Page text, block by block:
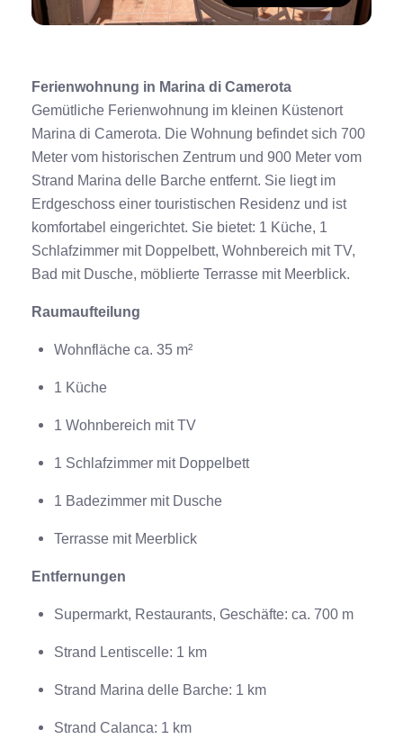
Ferienwohnung in Marina di Camerota
Gemütliche Ferienwohnung im kleinen Küstenort
Marina di Camerota. Die Wohnung befindet sich 700
Meter vom historischen Zentrum und 900 Meter vom
Strand Marina delle Barche entfernt. Sie liegt im
Erdgeschoss einer touristischen Residenz und ist
komfortabel eingerichtet. Sie bietet: 1 Küche, 1
Schlafzimmer mit Doppelbett, Wohnbereich mit TV,
Bad mit Dusche, möblierte Terrasse mit Meerblick.
Raumaufteilung
Wohnfläche ca. 35 m²
1 Küche
1 Wohnbereich mit TV
1 Schlafzimmer mit Doppelbett
1 Badezimmer mit Dusche
Terrasse mit Meerblick
Entfernungen
Supermarkt, Restaurants, Geschäfte: ca. 700 m
Strand Lentiscelle: 1 km
Strand Marina delle Barche: 1 km
Strand Calanca: 1 km